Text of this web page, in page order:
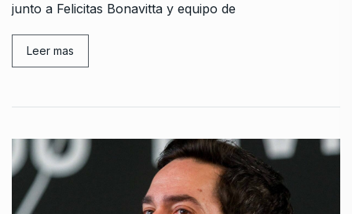
junto a Felicitas Bonavitta y equipo de
Leer mas